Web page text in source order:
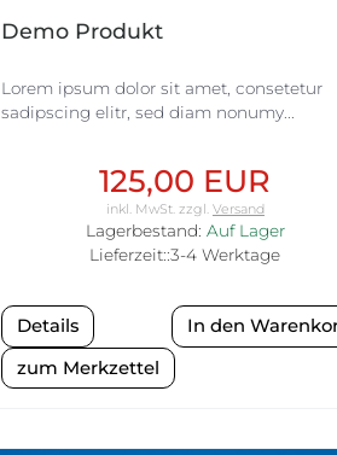
Demo Produkt
Lorem ipsum dolor sit amet, consetetur
sadipscing elitr, sed diam nonumy...
125,00 EUR
inkl. MwSt.zzgl. Versand
Lagerbestand: Auf Lager
Lieferzeit::3-4 Werktage
Details
zum Merkzettel